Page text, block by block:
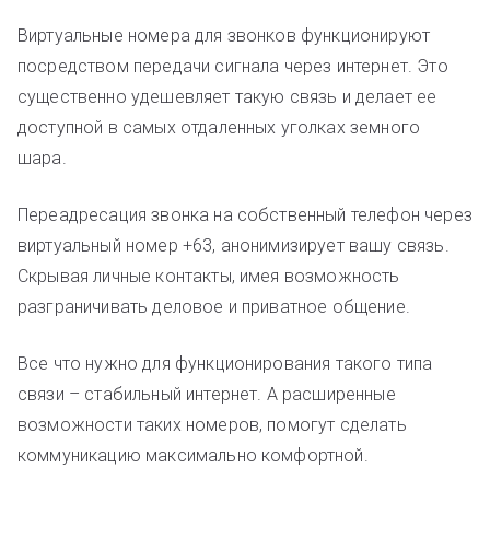
Виртуальные номера для звонков функционируют
посредством передачи сигнала через интернет. Это
существенно удешевляет такую связь и делает ее
доступной в самых отдаленных уголках земного
шара.
Переадресация звонка на собственный телефон через
виртуальный номер +63, анонимизирует вашу связь.
Скрывая личные контакты, имея возможность
разграничивать деловое и приватное общение.
Все что нужно для функционирования такого типа
связи – стабильный интернет. А расширенные
возможности таких номеров, помогут сделать
коммуникацию максимально комфортной.